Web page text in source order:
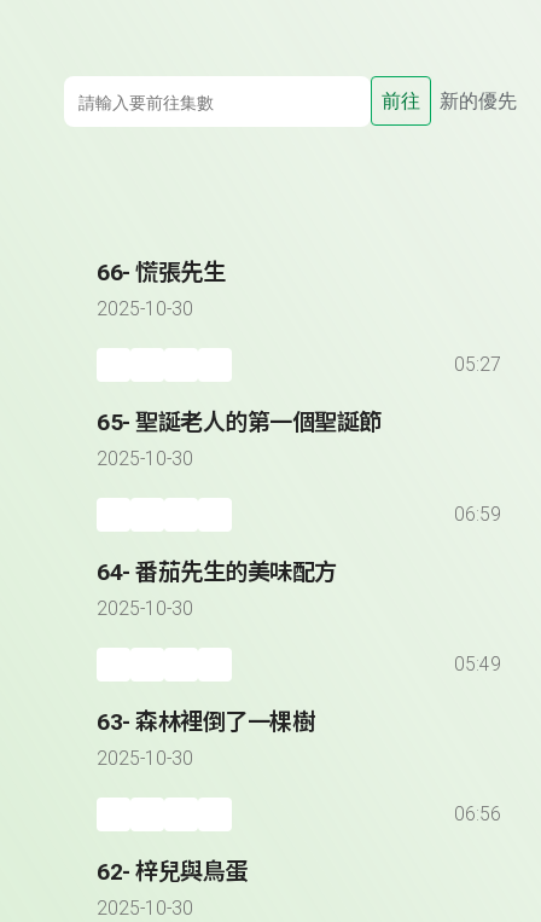
前往 新的優先
66- 慌張先生
2025-10-30
05:27
65- 聖誕老人的第一個聖誕節
2025-10-30
06:59
64- 番茄先生的美味配方
2025-10-30
05:49
63- 森林裡倒了一棵樹
2025-10-30
06:56
62- 梓兒與鳥蛋
2025-10-30